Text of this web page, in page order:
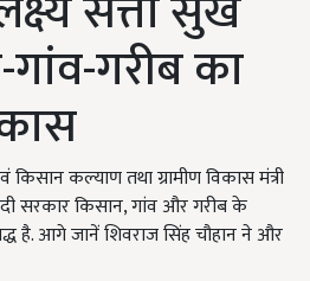
गरीब का
किसान कल्याण तथा ग्रामीण विकास मंत्री
सरकार किसान, गांव और गरीब के
है. आगे जानें शिवराज सिंह चौहान ने और